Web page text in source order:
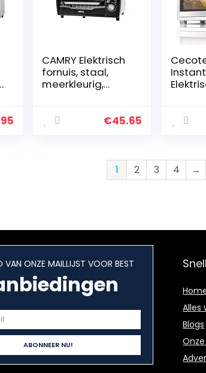
CAMRY Elektrisch
fornuis, staal,
meerkleurig,
€45.65
1 2 3 4 →
VAN ONZE MAILLIJST VOOR BEST
Alles
Blogs